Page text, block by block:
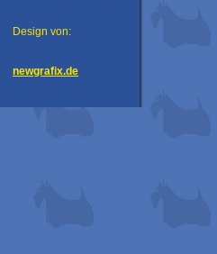
Design von:
newgrafix.de